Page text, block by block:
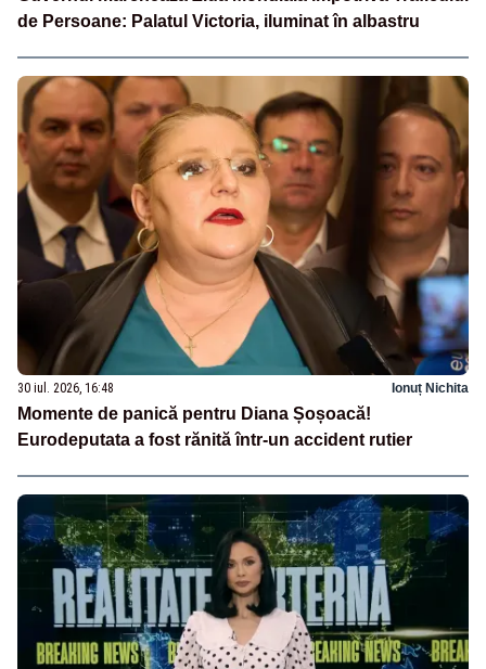
de Persoane: Palatul Victoria, iluminat în albastru
30 iul. 2026, 16:48 Ionuț Nichita
Momente de panică pentru Diana Șoșoacă!
Eurodeputata a fost rănită într-un accident rutier